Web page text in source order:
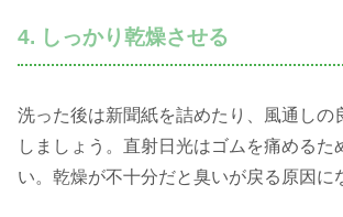
4. しっかり乾燥させる
洗った後は新聞紙を詰めたり、風通しの
しましょう。直射日光はゴムを痛めるた
い。乾燥が不十分だと臭いが戻る原因に